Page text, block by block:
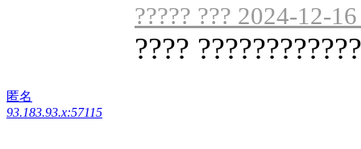
匿名
93.183.93.x:57115
????? ??? 2024-12-
????